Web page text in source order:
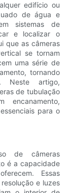
edifício ou
de água e
sistemas de
e localizar o
que as câmeras
se tornam
uma série de
tornando
Neste artigo,
de tubulação
para o
de câmeras
é a capacidade
Essas
e luzes